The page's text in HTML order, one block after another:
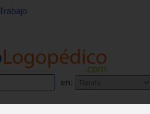
en: